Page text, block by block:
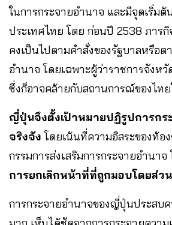
ในการกระจายอำนาจ และมีจุดเริ่มต้
ประเทศไทย โดย ก่อนปี 2538 ภาร
คงเป็นไปตามคำสั่งของรัฐบาลหรือต
อำนาจ โดยเฉพาะผู้ว่าราชการจังหวั
ซึ่งก็อาจคล้ายกับสถานการณ์ของไทย
ญี่ปุ่นจึงตั้งเป้าหมายปฏิรูปการกร
จริงจัง โดยเน้นที่ความอิสระของท้อ
กรรมการส่งเสริมการกระจายอำนา
การยกเลิกหน้าที่ที่ถูกมอบโดยส่ว
การกระจายอำนาจของญี่ปุ่นประสบค